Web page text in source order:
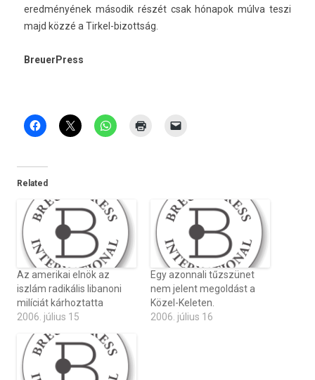
eredményének második részét csak hónapok múlva teszi
majd közzé a Tirkel-bizottság.
BreuerPress
Related
Az amerikai elnök az
iszlám radikális libanoni
milíciát kárhoztatta
2006. július 15
Egy azonnali tűzszünet
nem jelent megoldást a
Közel-Keleten.
2006. július 16